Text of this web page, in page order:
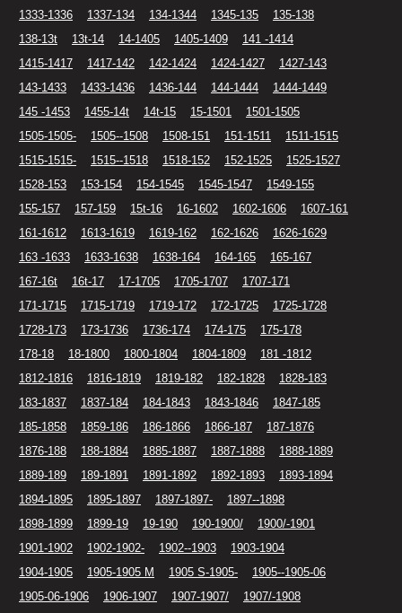
1333-1336
1337-134 134-1344 1345-135
135-138
138-13t
13t-14 14-1405 1405-1409
141 -1414
1415-1417
1417-142 142-1424 1424-1427
1427-143
143-1433
1433-1436 1436-144 144-1444
1444-1449
145 -1453
1455-14t 14t-15 15-1501
1501-1505
1505-1505-
1505--1508 1508-151 151-1511
1511-1515
1515-1515-
1515--1518 1518-152 152-1525
1525-1527
1528-153
153-154 154-1545 1545-1547
1549-155
155-157
157-159 15t-16 16-1602 1602-1606
1607-161
161-1612
1613-1619 1619-162 162-1626
1626-1629
163 -1633
1633-1638 1638-164 164-165
165-167
167-16t
16t-17 17-1705 1705-1707
1707-171
171-1715
1715-1719 1719-172 172-1725
1725-1728
1728-173
173-1736 1736-174 174-175
175-178
178-18
18-1800 1800-1804 1804-1809
181 -1812
1812-1816
1816-1819 1819-182 182-1828
1828-183
183-1837
1837-184 184-1843 1843-1846
1847-185
185-1858
1859-186 186-1866 1866-187
187-1876
1876-188
188-1884 1885-1887 1887-1888
1888-1889
1889-189
189-1891 1891-1892 1892-1893
1893-1894
1894-1895
1895-1897 1897-1897-
1897--1898
1898-1899
1899-19 19-190 190-1900/
1900/-1901
1901-1902
1902-1902- 1902--1903
1903-1904
1904-1905
1905-1905 M 1905 S-1905-
1905--1905-06
1905-06-1906
1906-1907 1907-1907/
1907/-1908